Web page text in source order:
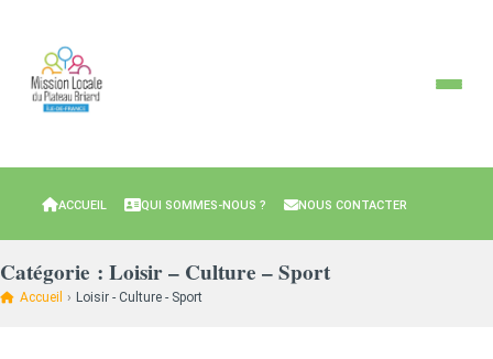
ACCUEIL QUI SOMMES-NOUS ? NOUS CONTACTER
Catégorie : Loisir – Culture – Sport
Accueil › Loisir - Culture - Sport